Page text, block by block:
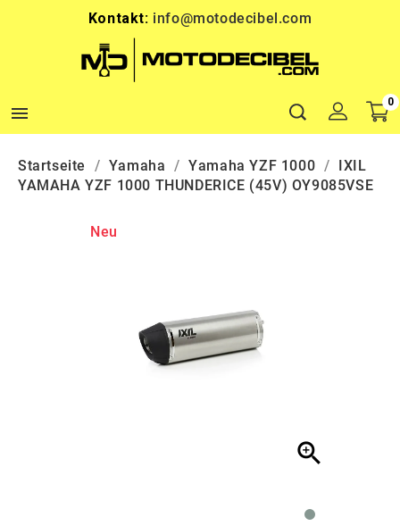
Kontakt: info@motodecibel.com

0
Startseite Yamaha Yamaha YZF 1000
IXIL
YAMAHA YZF 1000 THUNDERICE (45V) OY9085VSE
Neu
